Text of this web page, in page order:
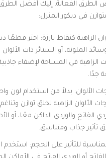
الطرق الفعالة. إليك أفضل الطرق
في ديكور المنزل:
الزاهية كنقاط بارزة: اختر قطعًا
الملونة، أو الستائر ذات الألوان
الزاهية في المساحة لإضفاء
جدًا.
الألوان: بدلاً من استخدام لون
الألوان الزاهية لخلق توازن
الفاتح والوردي الداكن معًا، أو
تأثير جذاب ومتناسق.
للتأثير على الحجم: استخدم